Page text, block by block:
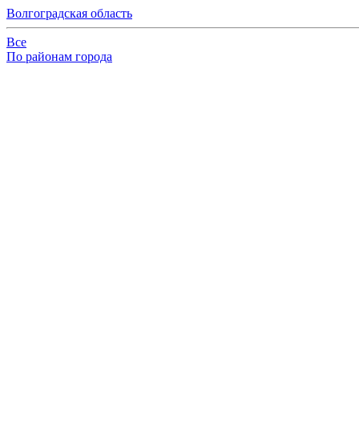
Волгоградская область
Все
По районам города